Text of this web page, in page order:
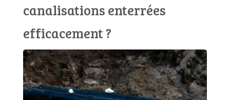
canalisations enterrées
efficacement ?